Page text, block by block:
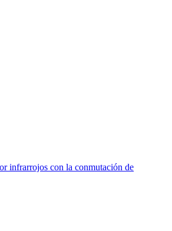
infrarrojos con la conmutación de